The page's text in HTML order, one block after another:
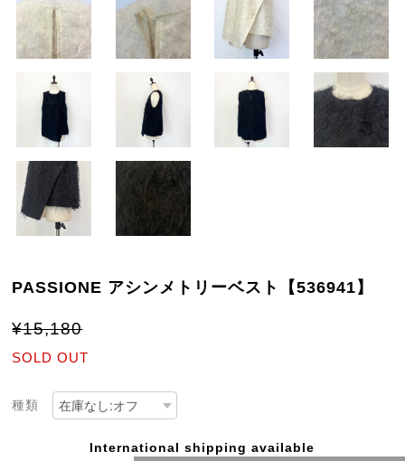
PASSIONE アシンメトリーベスト【536941】
¥15,180
SOLD OUT
種類
International shipping available